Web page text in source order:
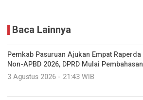
Baca Lainnya
Pemkab Pasuruan Ajukan Empat Raperda
Non-APBD 2026, DPRD Mulai Pembahasan
3 Agustus 2026 - 21:43 WIB